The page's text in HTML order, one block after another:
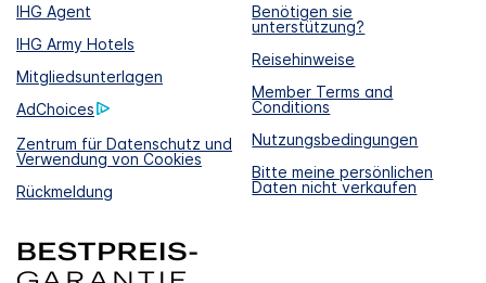
IHG Agent
Benötigen sie
unterstützung?
IHG Army Hotels
Reisehinweise
Mitgliedsunterlagen
Member Terms and
Conditions
AdChoices
Nutzungsbedingungen
Zentrum für Datenschutz und
Verwendung von Cookies
Bitte meine persönlichen
Daten nicht verkaufen
Rückmeldung